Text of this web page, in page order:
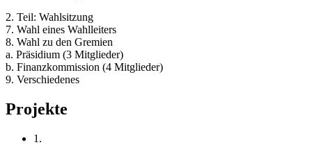
2. Teil: Wahlsitzung
7. Wahl eines Wahlleiters
8. Wahl zu den Gremien
a. Präsidium (3 Mitglieder)
b. Finanzkommission (4 Mitglieder)
9. Verschiedenes
Projekte
1.